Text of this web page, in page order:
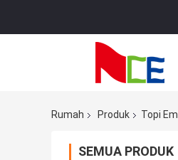
Rumah Produk Topi
SEMUA PRODUK